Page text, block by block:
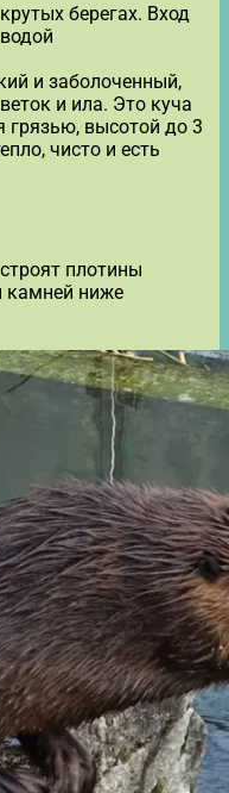
берегах. Вход
и заболоченный,
и ила. Это куча
грязью, высотой до 3
чисто и есть
плотины
камней ниже